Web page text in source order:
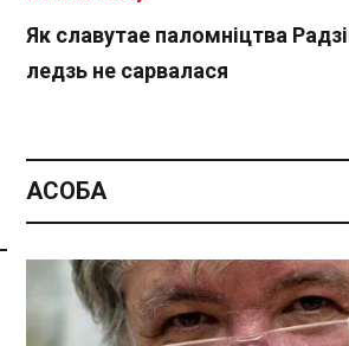
Спасылка без VPN
Як славутае паломніцтва
ледзь не сарвалася
АСОБА